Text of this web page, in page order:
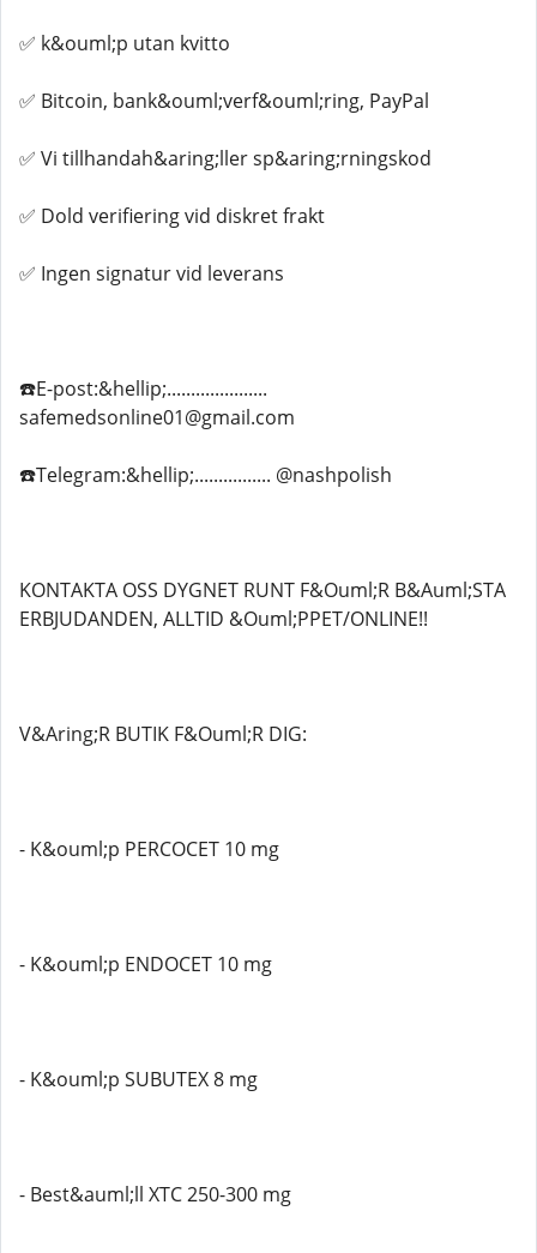
✅ k&ouml;p utan kvitto
✅ Bitcoin, bank&ouml;verf&ouml;ring, PayPal
✅ Vi tillhandah&aring;ller sp&aring;rningskod
✅ Dold verifiering vid diskret frakt
✅ Ingen signatur vid leverans
☎️E-post:&hellip;.....................
safemedsonline01@gmail.com
☎️Telegram:&hellip;................ @nashpolish
KONTAKTA OSS DYGNET RUNT F&Ouml;R B&Auml;STA
ERBJUDANDEN, ALLTID &Ouml;PPET/ONLINE!!
V&Aring;R BUTIK F&Ouml;R DIG:
- K&ouml;p PERCOCET 10 mg
- K&ouml;p ENDOCET 10 mg
- K&ouml;p SUBUTEX 8 mg
- Best&auml;ll XTC 250-300 mg